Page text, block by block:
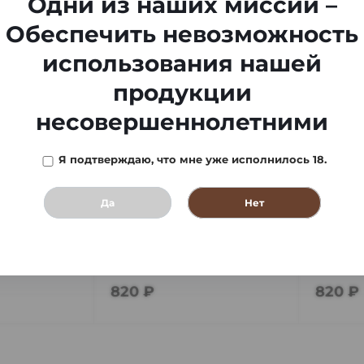
Nirvana
ин а
гр (10шт/
Кальянный табак Nirvana
бл)
820 ₽
(10шт/
820 ₽
Обеспечить невозможность
использования нашей
продукции
несовершеннолетними
Я подтверждаю, что мне уже исполнилось 18.
Да Нет